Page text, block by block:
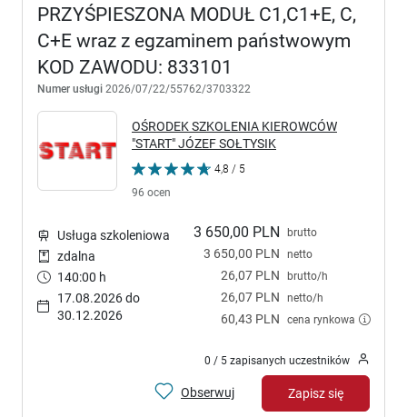
PRZYŚPIESZONA MODUŁ C1,C1+E, C,
C+E wraz z egzaminem państwowym
KOD ZAWODU: 833101
Numer usługi 2026/07/22/55762/3703322
OŚRODEK SZKOLENIA KIEROWCÓW
"START" JÓZEF SOŁTYSIK
4,8 / 5
96 ocen
3 650,00 PLN brutto
3 650,00 PLN netto
26,07 PLN brutto/h
26,07 PLN netto/h
60,43 PLN cena rynkowa
Usługa szkoleniowa
zdalna
140:00 h
17.08.2026 do
30.12.2026
0 / 5 zapisanych uczestników
Obserwuj Zapisz się